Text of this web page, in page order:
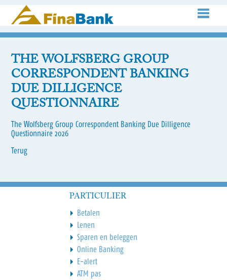
THE WOLFSBERG GROUP
CORRESPONDENT BANKING
DUE DILLIGENCE
QUESTIONNAIRE
The Wolfsberg Group Correspondent Banking Due Dilligence
Questionnaire 2026
Terug
PARTICULIER
Betalen
Lenen
Sparen en beleggen
Online Banking
E-alert
ATM pas